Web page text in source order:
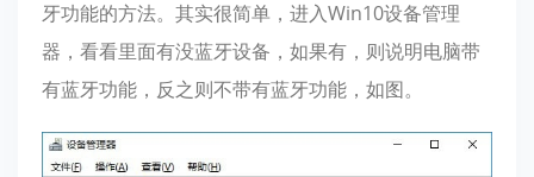
牙功能的方法。其实很简单，进入Win10设备管理
器，看看里面有没蓝牙设备，如果有，则说明电脑带
有蓝牙功能，反之则不带有蓝牙功能，如图。